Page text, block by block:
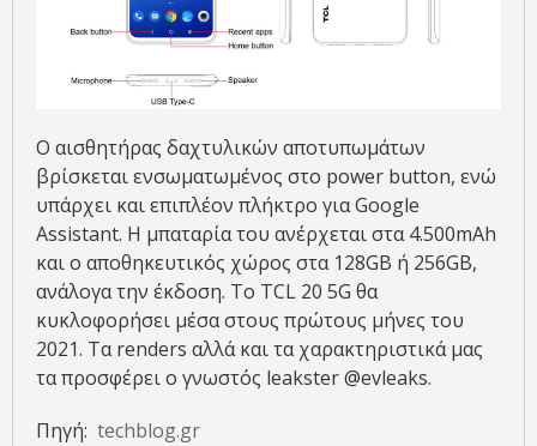
Ο αισθητήρας δαχτυλικών αποτυπωμάτων
βρίσκεται ενσωματωμένος στο power button, ενώ
υπάρχει και επιπλέον πλήκτρο για Google
Assistant. Η μπαταρία του ανέρχεται στα 4.500mAh
και ο αποθηκευτικός χώρος στα 128GB ή 256GB,
ανάλογα την έκδοση. Το TCL 20 5G θα
κυκλοφορήσει μέσα στους πρώτους μήνες του
2021. Τα renders αλλά και τα χαρακτηριστικά μας
τα προσφέρει ο γνωστός leakster @evleaks.
Πηγή: techblog.gr